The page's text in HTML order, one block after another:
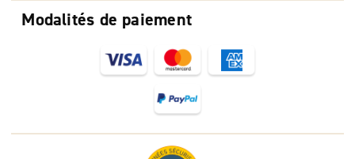
Modalités de paiement